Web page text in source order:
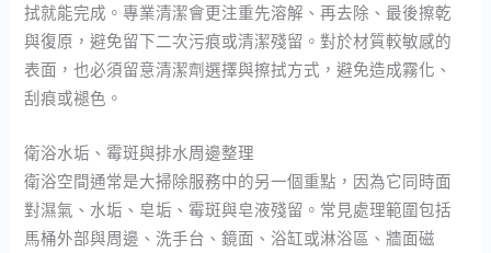
拭就能完成。專業清潔會更注重先溶解、再去除、最後擦乾
與復原，避免留下二次污痕或清潔殘留。對於材質較敏感的
表面，也必須留意清潔劑選擇與擦拭方式，避免造成霧化、
刮痕或褪色。
衛浴水垢、霉斑與排水周邊整理
衛浴空間通常是大掃除服務中的另一個重點，因為它同時面
對濕氣、水垢、皂垢、霉斑與皂液殘留。常見處理範圍包括
馬桶外部與周邊、洗手台、鏡面、浴缸或淋浴區、牆面磁